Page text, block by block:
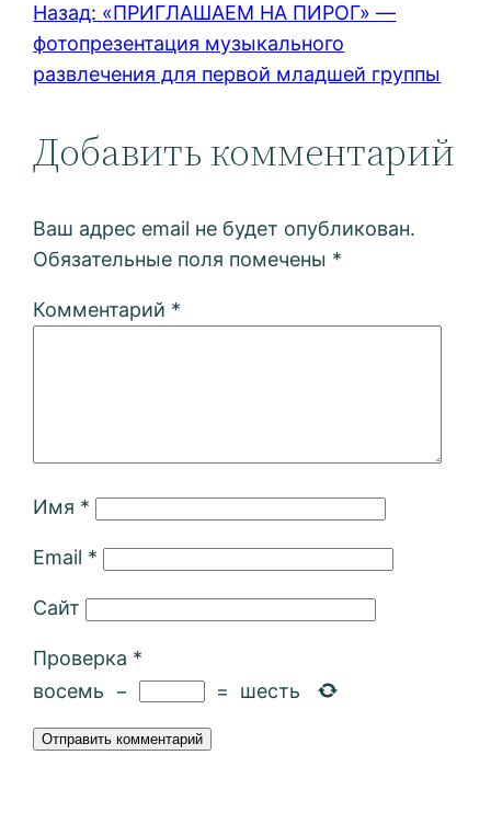
Назад: «ПРИГЛАШАЕМ НА ПИРОГ» —
фотопрезентация музыкального
развлечения для первой младшей группы
Добавить комментарий
Ваш адрес email не будет опубликован.
Обязательные поля помечены *
Комментарий *
Имя *
Email *
Сайт
Проверка *
восемь − = шесть